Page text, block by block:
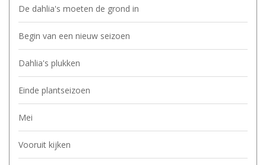
De dahlia's moeten de grond in
Begin van een nieuw seizoen
Dahlia's plukken
Einde plantseizoen
Mei
Vooruit kijken